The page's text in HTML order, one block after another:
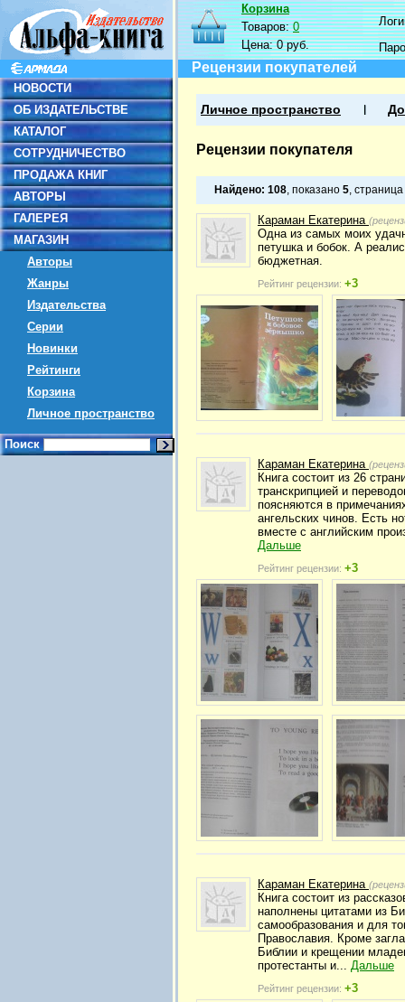
НОВОСТИ
ОБ ИЗДАТЕЛЬСТВЕ
КАТАЛОГ
СОТРУДНИЧЕСТВО
ПРОДАЖА КНИГ
АВТОРЫ
ГАЛЕРЕЯ
МАГАЗИН
Авторы
Жанры
Издательства
Серии
Новинки
Рейтинги
Корзина
Личное пространство
Поиск
Корзина
Товаров:0
Цена:0 руб.
Рецензии покупателей
Личное пространство
Рецензии покупателя
Найдено: 108, показано 5, страница
Караман Екатерина
Одна из самых моих
петушка и бобок. А
бюджетная.
Рейтинг рецензии: +3
Караман Екатерина
Книга состоит из 26
транскрипцией и
поясняются в
ангельских чинов. Есть
вместе с английским
Дальше
Рейтинг рецензии: +3
Караман Екатерина
Книга состоит из
наполнены цитатами из
самообразования и для
Православия. Кроме
Библии и крещении
протестанты и... Дальше
Рейтинг рецензии: +3